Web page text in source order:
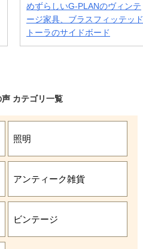
カテゴリ一覧
照明
アンティーク雑貨
ビンテージ